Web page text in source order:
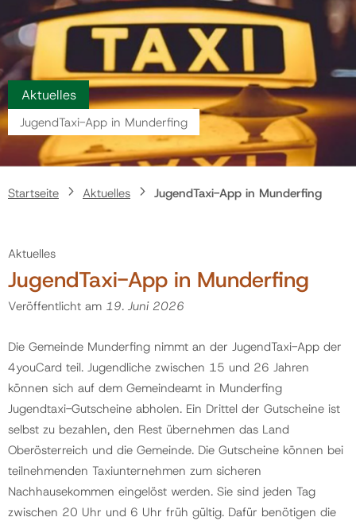
Ihr Anliegen
Veranstaltungen
Jobs
Politik
Kontakt
Aktuelles
JugendTaxi-App in Munderfing
Startseite Aktuelles JugendTaxi-App in Munderfing
Aktuelles
JugendTaxi-App in Munderfing
Veröffentlicht am 19. Juni 2026
Die Gemeinde Munderfing nimmt an der JugendTaxi-App der
4youCard teil. Jugendliche zwischen 15 und 26 Jahren
können sich auf dem Gemeindeamt in Munderfing
Jugendtaxi-Gutscheine abholen. Ein Drittel der Gutscheine ist
selbst zu bezahlen, den Rest übernehmen das Land
Oberösterreich und die Gemeinde. Die Gutscheine können bei
teilnehmenden Taxiunternehmen zum sicheren
Nachhausekommen eingelöst werden. Sie sind jeden Tag
zwischen 20 Uhr und 6 Uhr früh gültig. Dafür benötigen die